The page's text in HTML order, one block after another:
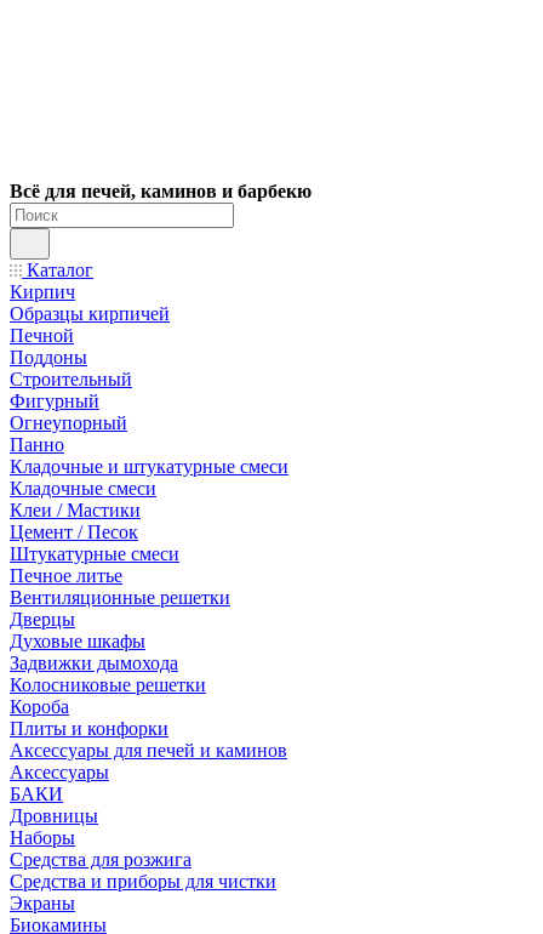
Всё для печей, каминов и барбекю
Каталог
Кирпич
Образцы кирпичей
Печной
Поддоны
Строительный
Фигурный
Огнеупорный
Панно
Кладочные и штукатурные смеси
Кладочные смеси
Клеи / Мастики
Цемент / Песок
Штукатурные смеси
Печное литье
Вентиляционные решетки
Дверцы
Духовые шкафы
Задвижки дымохода
Колосниковые решетки
Короба
Плиты и конфорки
Аксессуары для печей и каминов
Аксессуары
БАКИ
Дровницы
Наборы
Средства для розжига
Средства и приборы для чистки
Экраны
Биокамины